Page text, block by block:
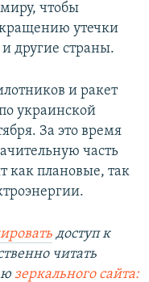
чтобы
утечки
другие страны.
и ракет
украинской
За это время
часть
как плановые, так
доступ к
читать
зеркального сайта: